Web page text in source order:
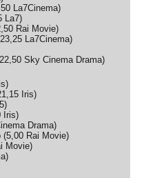
La7Cinema)
La7)
Rai Movie)
23,25 La7Cinema)
22,50 Sky Cinema Drama)
)
Iris)
)
Iris)
Drama)
(5,00 Rai Movie)
Movie)
)